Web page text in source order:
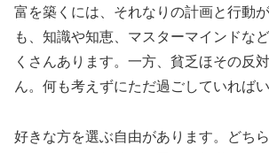
富を築くには、それなりの計画と行動
も、知識や知恵、マスターマインドな
くさんあります。一方、貧乏ほその反
ん。何も考えずにただ過ごしていればい
好きな方を選ぶ自由があります。どち